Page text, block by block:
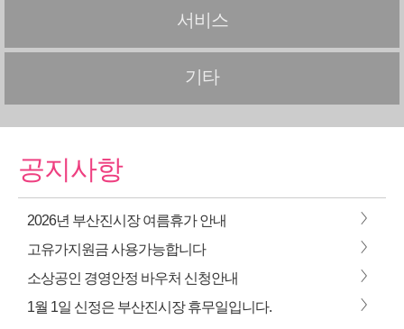
서비스
기타
공지사항
2026년 부산진시장 여름휴가 안내 >
고유가지원금 사용가능합니다 >
소상공인 경영안정 바우처 신청안내 >
1월 1일 신정은 부산진시장 휴무일입니다. >